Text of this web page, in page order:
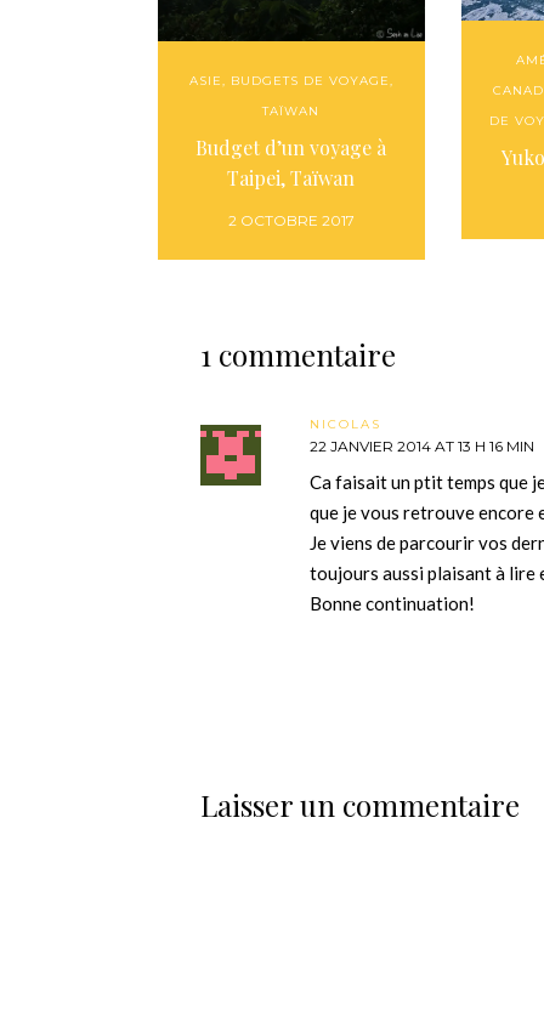
ASIE, BUDGETS DE VOYAGE,
TAÏWAN
Budget d’un voyage à
Taipei, Taïwan
2 OCTOBRE 2017
DE
1 commentaire
NICOLAS
22 JANVIER 2014 AT 13 H 16 MIN
Ca faisait un ptit temps que
que je vous retrouve encore
Je viens de parcourir vos
toujours aussi plaisant à lire
Bonne continuation!
Laisser un commentaire